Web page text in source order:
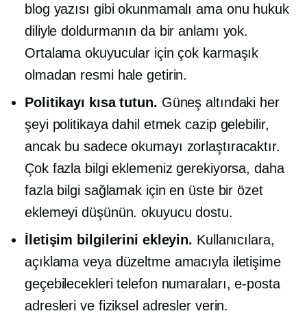
blog yazısı gibi okunmamalı ama onu hukuk
diliyle doldurmanın da bir anlamı yok.
Ortalama okuyucular için çok karmaşık
olmadan resmi hale getirin.
Politikayı kısa tutun. Güneş altındaki her
şeyi politikaya dahil etmek cazip gelebilir,
ancak bu sadece okumayı zorlaştıracaktır.
Çok fazla bilgi eklemeniz gerekiyorsa, daha
fazla bilgi sağlamak için en üste bir özet
eklemeyi düşünün.okuyucu dostu.
İletişim bilgilerini ekleyin. Kullanıcılara,
açıklama veya düzeltme amacıyla iletişime
geçebilecekleri telefon numaraları, e-posta
adresleri ve fiziksel adresler verin.